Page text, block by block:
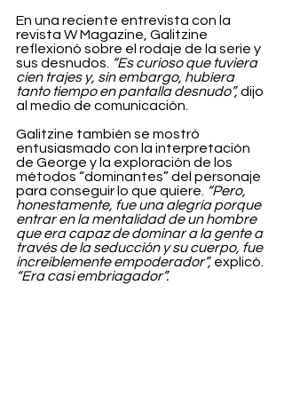
En una reciente entrevista con la
revista W Magazine, Galitzine
reflexionó sobre el rodaje de la serie y
sus desnudos. “Es curioso que tuviera
cien trajes y, sin embargo, hubiera
tanto tiempo en pantalla desnudo”, dijo
al medio de comunicación.
Galitzine también se mostró
entusiasmado con la interpretación
de George y la exploración de los
métodos “dominantes” del personaje
para conseguir lo que quiere. “Pero,
honestamente, fue una alegría porque
entrar en la mentalidad de un hombre
que era capaz de dominar a la gente a
través de la seducción y su cuerpo, fue
increíblemente empoderador”, explicó.
“Era casi embriagador”.